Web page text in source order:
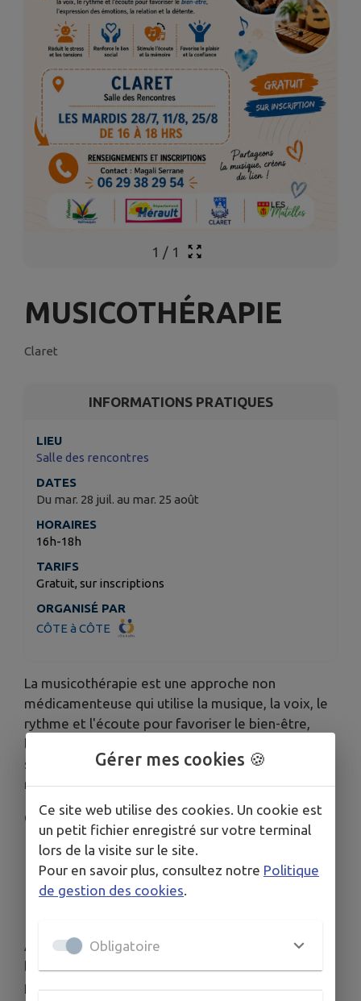
1 / 1
MUSICOTHÉRAPIE
Claret
INFORMATIONS PRATIQUES
LIEU
Salle des rencontres
DATES
Du mar. 28 juil. au mar. 25 août
HORAIRES
16h-18h
TARIFS
Gratuit, sur inscriptions
ORGANISÉ PAR
CÔTE à CÔTE
La musicothérapie est une approche non
médicamenteuse qui utilise la musique, la voix, le
rythme et l'écoute pour favoriser le bien-être,
l'expression des émotions, la détente et le lien
social. Aucune compétence musicale n'est
nécessaire.
Ces ateliers s'adressent aux :
Aidants familiaux ;
Personnes aidées ;
Seniors souhaitant partager un moment
Afin de permettre au plus grand nombre de
proposer plusieurs cycles d'ateliers sur le
Gérer mes cookies 🍪
Ce site web utilise des cookies. Un cookie est
un petit fichier enregistré sur votre terminal
lors de la visite sur le site.
Pour en savoir plus, consultez notre Politique
de gestion des cookies.
Obligatoire